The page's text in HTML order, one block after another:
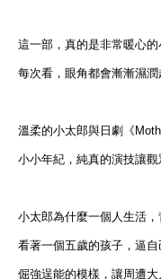
這一部，真的是非常暖心的
每次看，眼角都會漸漸濕潤
溫柔的小太郎與日劇《
小小年紀，純真的演技讓
小太郎為什麼一個人生活
看著一個五歲的孩子，逼
倔強逞能的模樣，讓周遭